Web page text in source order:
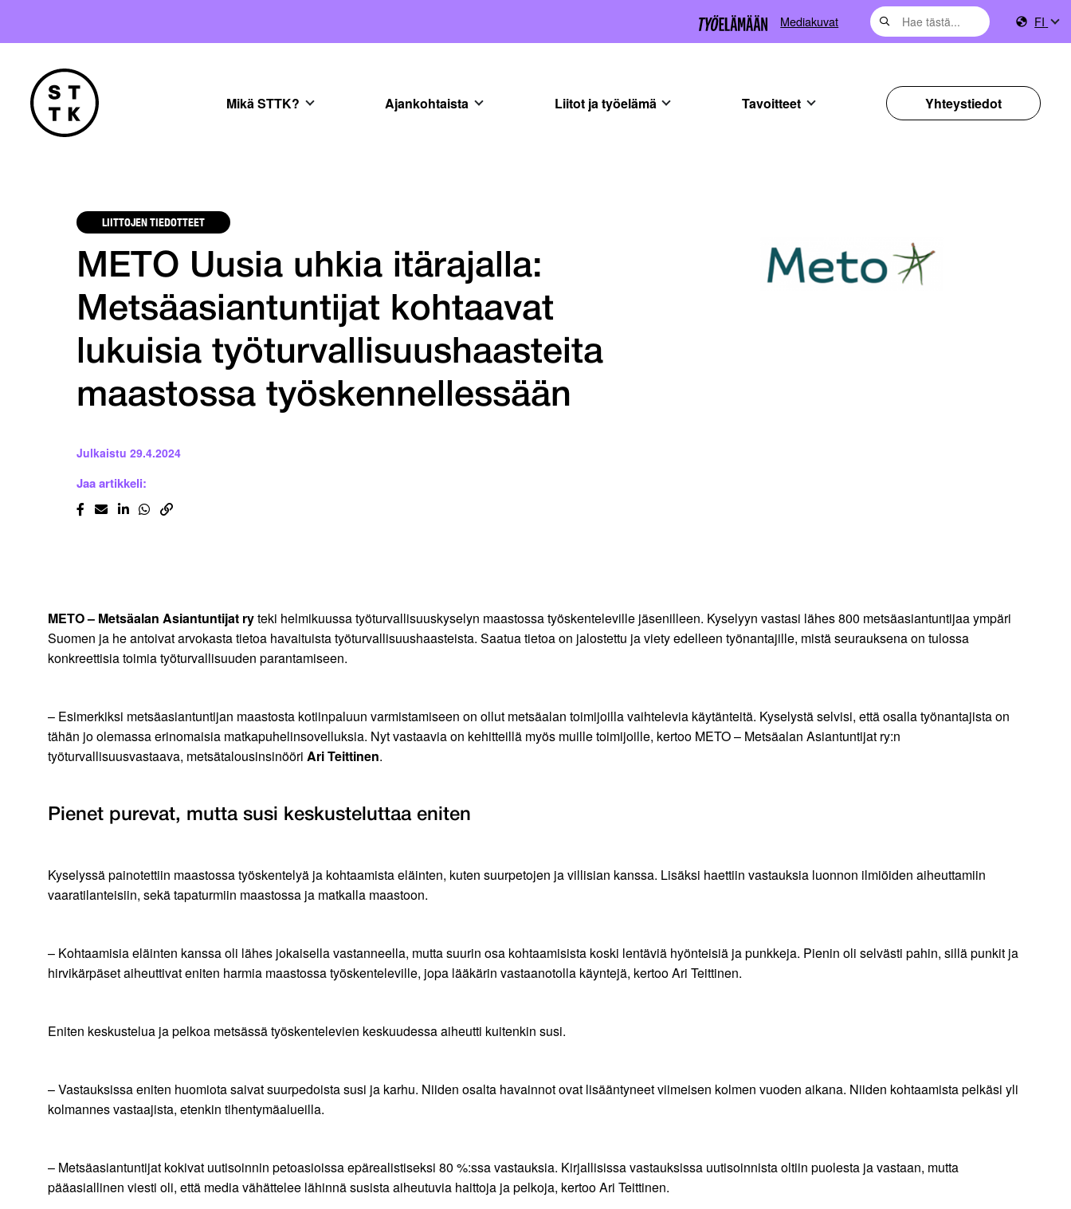
Mediakuvat FI
Mikä STTK? Ajankohtaista Liitot ja työelämä Tavoitteet Yhteystiedot
LIITTOJEN TIEDOTTEET
METO Uusia uhkia itärajalla:
Metsäasiantuntijat kohtaavat
lukuisia työturvallisuushaasteita
maastossa työskennellessään
Julkaistu 29.4.2024
Jaa artikkeli:
METO – Metsäalan Asiantuntijat ryteki helmikuussa työturvallisuuskyselyn maastossa työskenteleville jäsenilleen. Kyselyyn vastasi lähes 800 metsäasiantuntijaa ympäri
Suomen ja he antoivat arvokasta tietoa havaituista työturvallisuushaasteista. Saatua tietoa on jalostettu ja viety edelleen työnantajille, mistä seurauksena on tulossa
konkreettisia toimia työturvallisuuden parantamiseen.
– Esimerkiksi metsäasiantuntijan maastosta kotiinpaluun varmistamiseen on ollut metsäalan toimijoilla vaihtelevia käytänteitä. Kyselystä selvisi, että osalla työnantajista on
tähän jo olemassa erinomaisia matkapuhelinsovelluksia. Nyt vastaavia on kehitteillä myös muille toimijoille, kertoo METO – Metsäalan Asiantuntijat ry:n
työturvallisuusvastaava, metsätalousinsinööri Ari Teittinen.
Pienet purevat, mutta susi keskusteluttaa eniten
Kyselyssä painotettiin maastossa työskentelyä ja kohtaamista eläinten, kuten suurpetojen ja villisian kanssa. Lisäksi haettiin vastauksia luonnon ilmiöiden aiheuttamiin
vaaratilanteisiin, sekä tapaturmiin maastossa ja matkalla maastoon.
– Kohtaamisia eläinten kanssa oli lähes jokaisella vastanneella, mutta suurin osa kohtaamisista koski lentäviä hyönteisiä ja punkkeja. Pienin oli selvästi pahin, sillä punkit ja
hirvikärpäset aiheuttivat eniten harmia maastossa työskenteleville, jopa lääkärin vastaanotolla käyntejä, kertoo Ari Teittinen.
Eniten keskustelua ja pelkoa metsässä työskentelevien keskuudessa aiheutti kuitenkin susi.
– Vastauksissa eniten huomiota saivat suurpedoista susi ja karhu. Niiden osalta havainnot ovat lisääntyneet viimeisen kolmen vuoden aikana. Niiden kohtaamista pelkäsi yli
kolmannes vastaajista, etenkin tihentymäalueilla.
– Metsäasiantuntijat kokivat uutisoinnin petoasioissa epärealistiseksi 80 %:ssa vastauksia. Kirjallisissa vastauksissa uutisoinnista oltiin puolesta ja vastaan, mutta
pääasiallinen viesti oli, että media vähättelee lähinnä susista aiheutuvia haittoja ja pelkoja, kertoo Ari Teittinen.